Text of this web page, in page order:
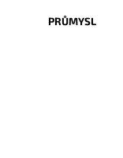
PRŮMYSL